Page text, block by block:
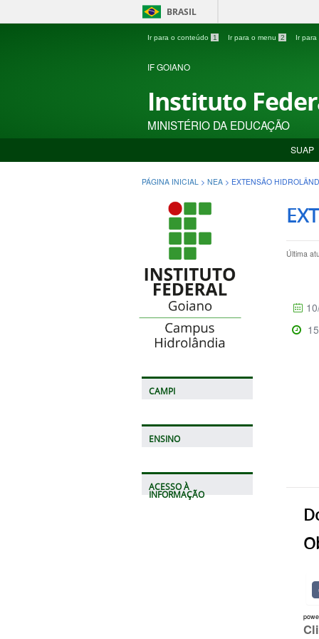
BRASIL
Ir para o conteúdo 1 Ir para o menu 2 Ir para
IF GOIANO
Instituto
MINISTÉRIO DA EDUCAÇÃO
SUAP
PÁGINA INICIAL > NEA > EXTENSÃO
CAMPI
ENSINO
ACESSO À
INFORMAÇÃO
Última